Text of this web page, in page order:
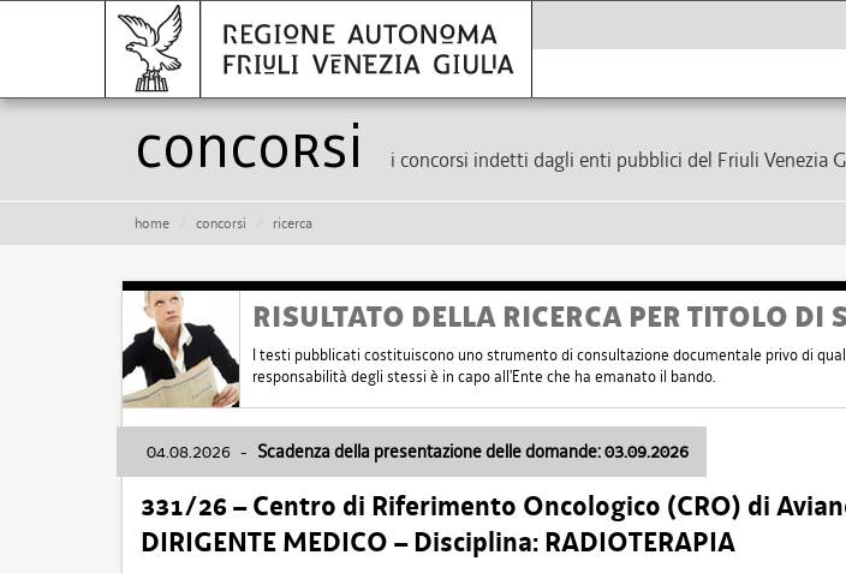
Concorsi i concorsi indetti dagli enti pubblici del Friuli Venezia
home concorsi ricerca
RISULTATO DELLA RICERCA PER TITOLO DI
I testi pubblicati costituiscono uno strumento di consultazione documentale privo di
responsabilità degli stessi è in capo all'Ente che ha emanato il bando.
04.08.2026 - Scadenza della presentazione delle domande: 03.09.2026
331/26 – Centro di Riferimento Oncologico (CRO) di
DIRIGENTE MEDICO – Disciplina: RADIOTERAPIA